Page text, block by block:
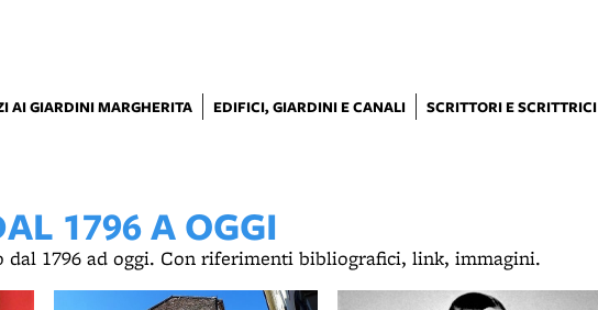
AI GIARDINI MARGHERITA EDIFICI, GIARDINI E CANALI SCRITTORI E SCRITTRICI
1796 A OGGI
1796 ad oggi. Con riferimenti bibliografici, link, immagini.